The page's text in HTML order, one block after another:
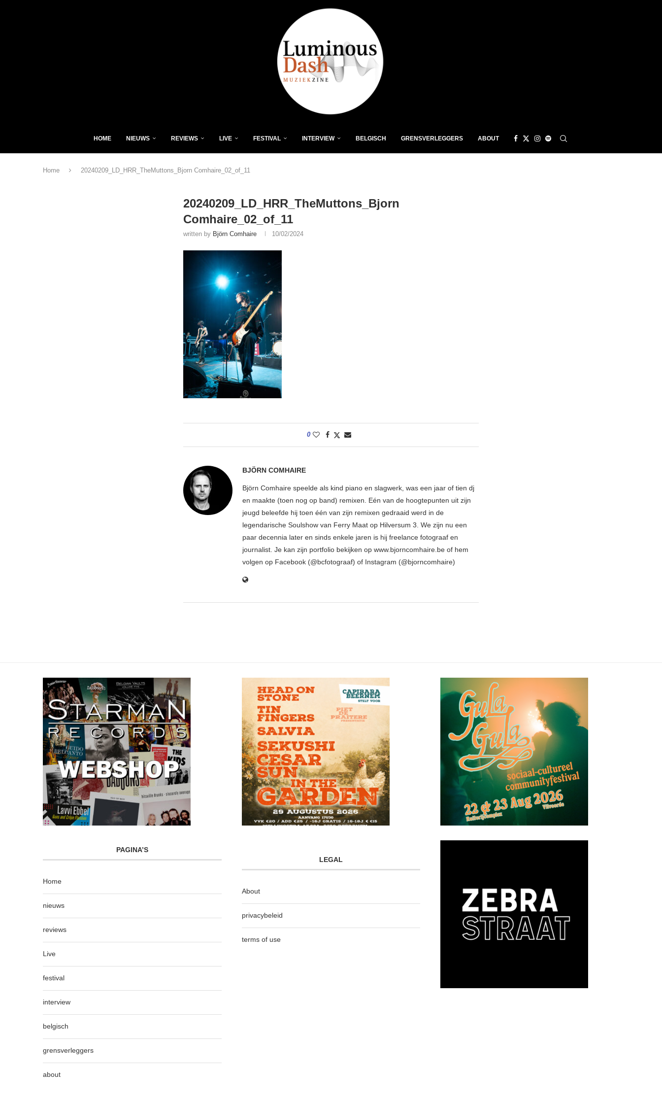
HOME NIEUWS REVIEWS LIVE FESTIVAL INTERVIEW BELGISCH GRENSVERLEGGERS ABOUT
Home 20240209_LD_HRR_TheMuttons_Bjorn Comhaire_02_of_11
20240209_LD_HRR_TheMuttons_Bjorn
Comhaire_02_of_11
written by Björn Comhaire 10/02/2024
0
BJÖRN COMHAIRE
Björn Comhaire speelde als kind piano en slagwerk, was een jaar of tien dj
en maakte (toen nog op band) remixen. Eén van de hoogtepunten uit zijn
jeugd beleefde hij toen één van zijn remixen gedraaid werd in de
legendarische Soulshow van Ferry Maat op Hilversum 3. We zijn nu een
paar decennia later en sinds enkele jaren is hij freelance fotograaf en
journalist. Je kan zijn portfolio bekijken op www.bjorncomhaire.be of hem
volgen op Facebook (@bcfotograaf) of Instagram (@bjorncomhaire)
PAGINA’S
Home
nieuws
reviews
Live
festival
interview
belgisch
grensverleggers
about
LEGAL
About
privacybeleid
terms of use